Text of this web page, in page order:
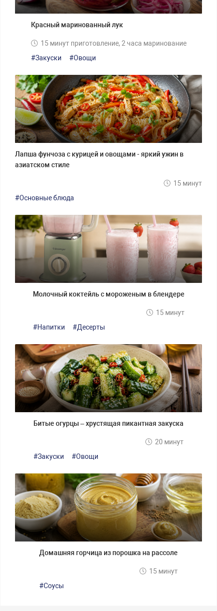
Красный маринованный лук
15 минут приготовление, 2 часа маринование
#Закуски
#Овощи
Лапша фунчоза с курицей и овощами - яркий ужин в
азиатском стиле
15 минут
#Основные блюда
Молочный коктейль с мороженым в блендере
15 минут
#Напитки
#Десерты
Битые огурцы – хрустящая пикантная закуска
20 минут
#Закуски
#Овощи
Домашняя горчица из порошка на рассоле
15 минут
#Соусы